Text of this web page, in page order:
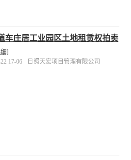
车庄居工业园区土地租赁权拍卖
]
17-06
日照天宏项目管理有限公司